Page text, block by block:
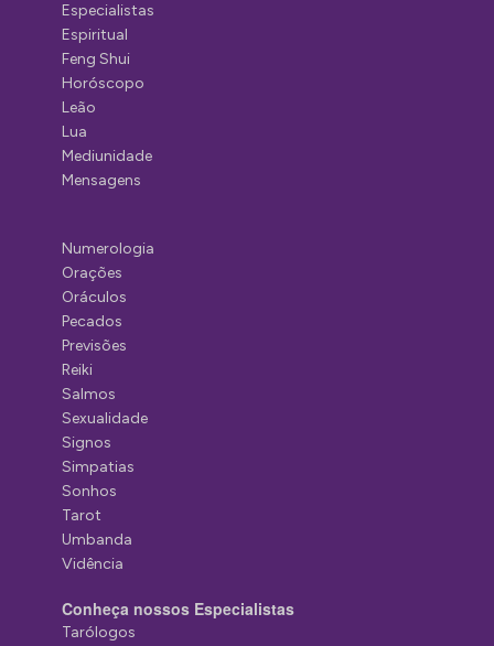
Especialistas
Espiritual
Feng Shui
Horóscopo
Leão
Lua
Mediunidade
Mensagens
Numerologia
Orações
Oráculos
Pecados
Previsões
Reiki
Salmos
Sexualidade
Signos
Simpatias
Sonhos
Tarot
Umbanda
Vidência
Conheça nossos Especialistas
Tarólogos